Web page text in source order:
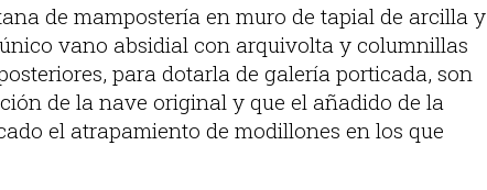
de mampostería en muro de tapial de arcilla y
vano absidial con arquivolta y columnillas
para dotarla de galería porticada, son
de la nave original y que el añadido de la
el atrapamiento de modillones en los que